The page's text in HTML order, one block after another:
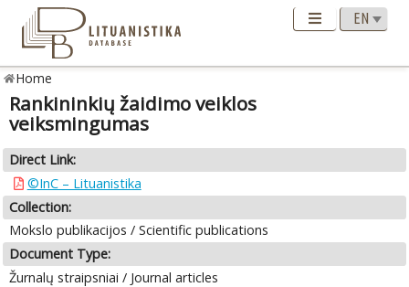
Home
Rankininkių žaidimo veiklos
veiksmingumas
Direct Link:
©InC – Lituanistika
Collection:
Mokslo publikacijos / Scientific publications
Document Type:
Žurnalų straipsniai / Journal articles